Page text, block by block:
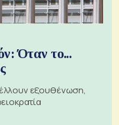
Όταν το...
εξουθένωση,